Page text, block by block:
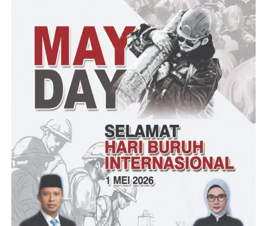
tokoh masyarakat dan pemuda sekali lagi saya mengucapkan